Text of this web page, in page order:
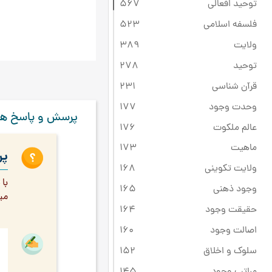
توحید افعالی
567
فلسفه اسلامی
523
ولایت
389
توحید
278
قرآن شناسی
231
وحدت وجود
177
عالم ملکوت
176
ماهیت
173
ولایت تکوینی
168
وجود ذهنی
165
حقیقت وجود
164
اصالت وجود
160
سلوک و اخلاق
152
پرسش و پاسخ